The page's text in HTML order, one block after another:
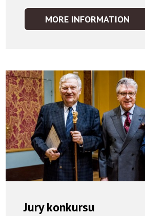
MORE INFORMATION
UCZESTNICY
Jury konkursu